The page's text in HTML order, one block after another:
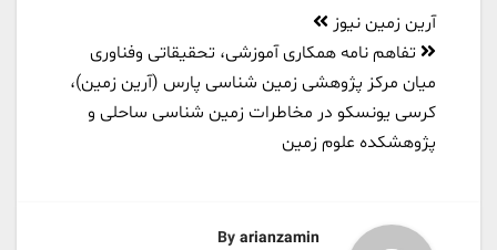
راهبری
نوشته
آرین زمین نیوز
تفاهم نامه همکاری آموزشی، تحقیقاتی وفناوری
میان مرکز پژوهشی زمین شناسی پارس (آرین زمین)،
کرسی یونسکو در مخاطرات زمین شناسی ساحلی و
پژوهشکده علوم زمین
By arianzamin